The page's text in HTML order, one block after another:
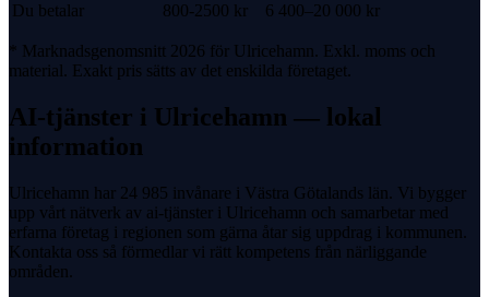
Du betalar
800-2500 kr 6 400–20 000 kr
* Marknadsgenomsnitt 2026 för Ulricehamn. Exkl. moms och
material. Exakt pris sätts av det enskilda företaget.
AI-tjänster i Ulricehamn — lokal
information
Ulricehamn har 24 985 invånare i Västra Götalands län. Vi bygger
upp vårt nätverk av ai-tjänster i Ulricehamn och samarbetar med
erfarna företag i regionen som gärna åtar sig uppdrag i kommunen.
Kontakta oss så förmedlar vi rätt kompetens från närliggande
områden.